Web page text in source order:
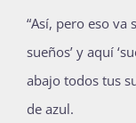
“Así, pero eso va
sueños’ y aquí
abajo todos tus
de azul.